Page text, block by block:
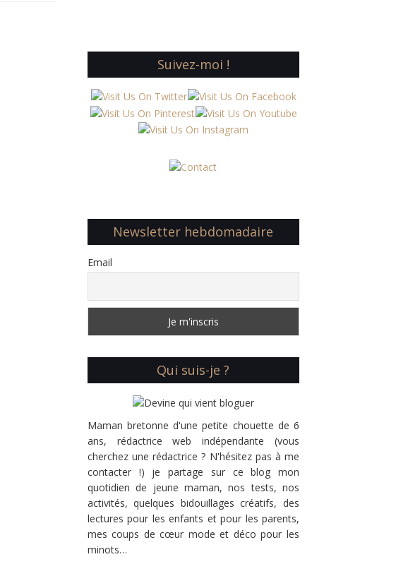
Suivez-moi !
Newsletter hebdomadaire
Email
Qui suis-je ?
Maman bretonne d'une petite chouette de 6
ans, rédactrice web indépendante (vous
cherchez une rédactrice ? N'hésitez pas à me
contacter !) je partage sur ce blog mon
quotidien de jeune maman, nos tests, nos
activités, quelques bidouillages créatifs, des
lectures pour les enfants et pour les parents,
mes coups de cœur mode et déco pour les
minots…